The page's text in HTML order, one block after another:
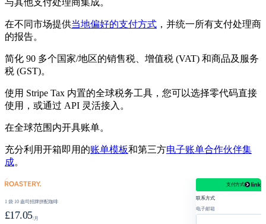
与其他支付处理商集成。
在不同市场提供当地偏好的支付方式 ，并统一所有支付处理商
的报告。
简化 90 多个国家/地区的销售税、增值税 (VAT) 和商品及服务
税 (GST)。
使用 Stripe Tax 内置的全球税务工具，您可以选择零代码直接
使用，或通过 API 灵活接入。
在全球范围内开具账单。
充分利用开箱即用的账单模板和第三方电子账单合作伙伴集
成。
1 袋 10 盎司招牌拼配咖啡
£17.05/月
支付方式
联系方式
电子邮箱